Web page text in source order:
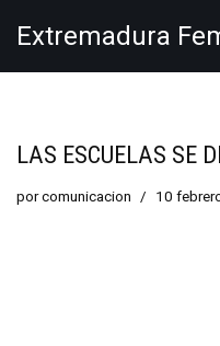
Extremadura
LAS ESCUELAS SE
porcomunicacion 10